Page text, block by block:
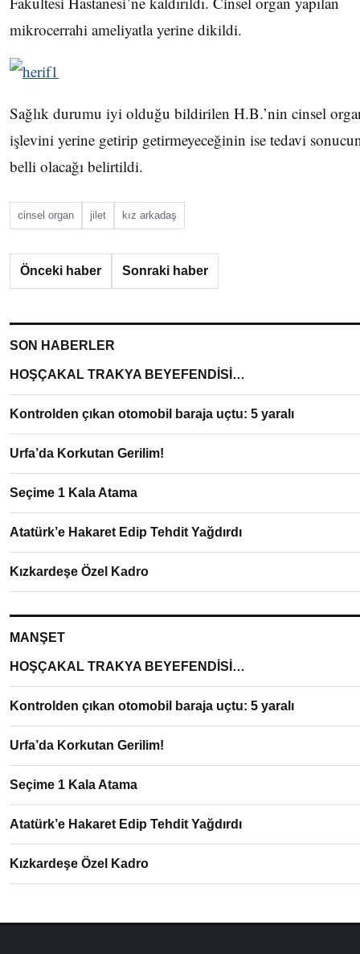
mikrocerrahi ameliyatla yerine dikildi.
Sağlık durumu iyi olduğu bildirilen H.B.’nin cinsel
işlevini yerine getirip getirmeyeceğinin ise tedavi
belli olacağı belirtildi.
cinsel organ jilet kız arkadaş
Önceki haber Sonraki haber
SON HABERLER
HOŞÇAKAL TRAKYA BEYEFENDİSİ…
Kontrolden çıkan otomobil baraja uçtu: 5 yaralı
Urfa’da Korkutan Gerilim!
Seçime 1 Kala Atama
Atatürk’e Hakaret Edip Tehdit Yağdırdı
Kızkardeşe Özel Kadro
MANŞET
HOŞÇAKAL TRAKYA BEYEFENDİSİ…
Kontrolden çıkan otomobil baraja uçtu: 5 yaralı
Urfa’da Korkutan Gerilim!
Seçime 1 Kala Atama
Atatürk’e Hakaret Edip Tehdit Yağdırdı
Kızkardeşe Özel Kadro